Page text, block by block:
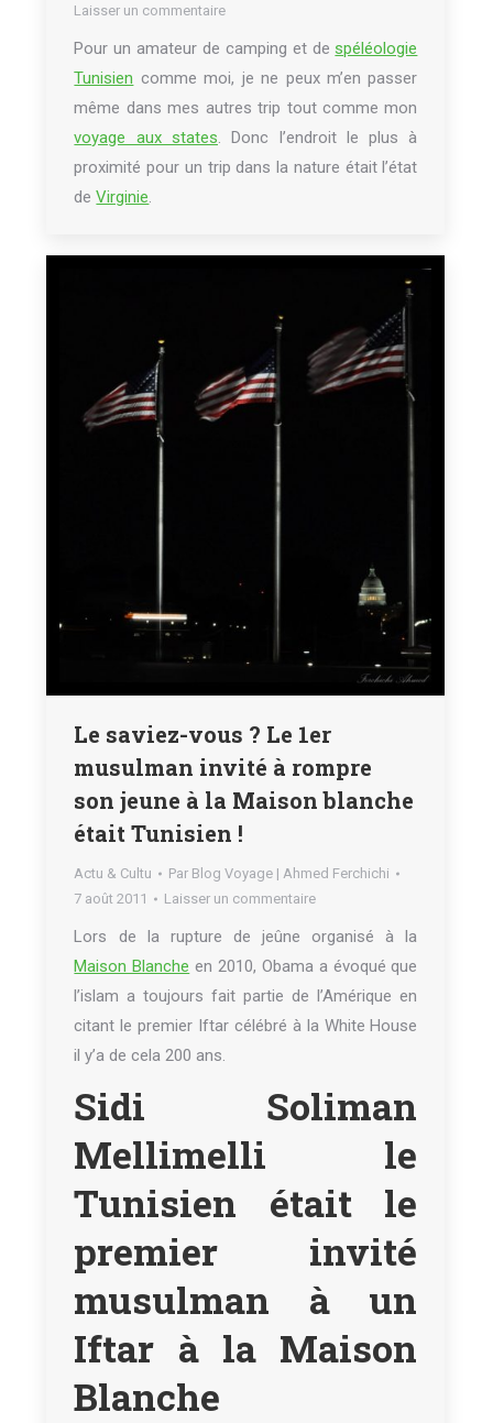
Laisser un commentaire
Pour un amateur de camping et de spéléologie
Tunisien comme moi, je ne peux m’en passer
même dans mes autres trip tout comme mon
voyage aux states . Donc l’endroit le plus à
proximité pour un trip dans la nature était l’état
deVirginie
Le saviez-vous ? Le 1er
musulman invité à rompre
son jeune à la Maison blanche
était Tunisien !
Actu & Cultu Par Blog Voyage | Ahmed Ferchichi
7 août 2011
Laisser un commentaire
Lors de la rupture de jeûne organisé à la
Maison Blanche en 2010, Obama a évoqué que
l’islam a toujours fait partie de l’Amérique en
citant le premier Iftar célébré à la White House
il y’a de cela 200 ans.
Sidi Soliman
Mellimelli le
Tunisien était le
premier invité
musulman à un
Iftar à la Maison
Blanche